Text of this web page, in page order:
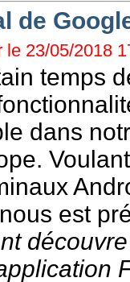
de
23/05/2018
temps
dans
est